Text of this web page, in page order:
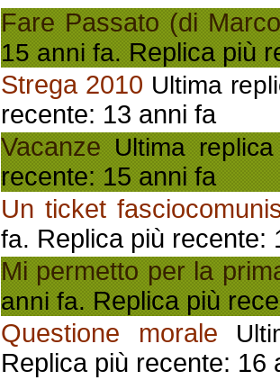
Fare Passato (di
15 anni fa. Replica più
Strega 2010 Ultima
recente: 13 anni fa
Vacanze Ultima
recente: 15 anni fa
Un ticket
fa. Replica più recente:
Mi permetto per la
anni fa. Replica più
Questione morale
Replica più recente: 16